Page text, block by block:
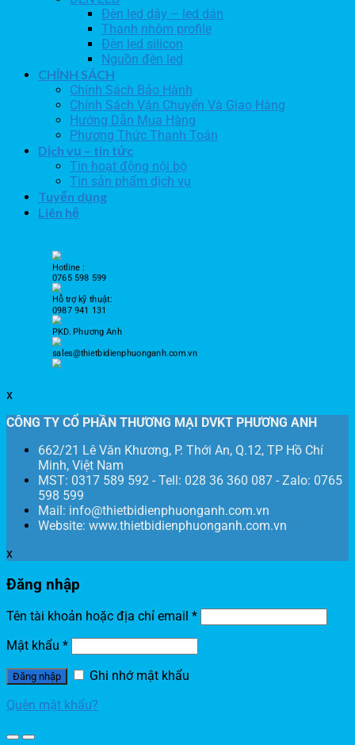
Đèn led dây – led dán
Thanh nhôm profile
Đèn led silicon
Nguồn đèn led
CHÍNH SÁCH
Chính Sách Bảo Hành
Chính Sách Vận Chuyển Và Giao Hàng
Hướng Dẫn Mua Hàng
Phương Thức Thanh Toán
Dịch vụ – tin tức
Tin hoạt động nội bộ
Tin sản phẩm dịch vụ
Tuyển dụng
Liên hệ
Hotline :
0765 598 599
Hỗ trợ kỹ thuật:
0987 941 131
PKD. Phương Anh
sales@thietbidienphuonganh.com.vn
x
CÔNG TY CỔ PHẦN THƯƠNG MẠI DVKT PHƯƠNG ANH
662/21 Lê Văn Khương, P. Thới An, Q.12, TP Hồ Chí
Minh, Việt Nam
MST: 0317 589 592 - Tell: 028 36 360 087 - Zalo: 0765
598 599
Mail: info@thietbidienphuonganh.com.vn
Website: www.thietbidienphuonganh.com.vn
x
Đăng nhập
Tên tài khoản hoặc địa chỉ email *
Mật khẩu *
Đăng nhập
Ghi nhớ mật khẩu
Quên mật khẩu?